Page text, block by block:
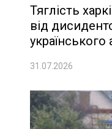
Тяглість
від
українського
31.07.2026